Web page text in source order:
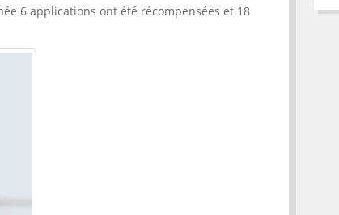
6 applications ont été récompensées et 18